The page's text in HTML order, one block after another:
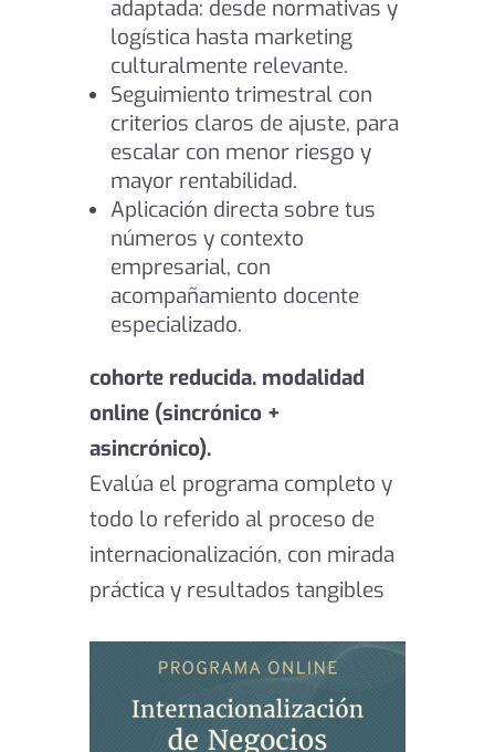
adaptada: desde normativas y
logística hasta marketing
culturalmente relevante.
Seguimiento trimestral con
criterios claros de ajuste, para
escalar con menor riesgo y
mayor rentabilidad.
Aplicación directa sobre tus
números y contexto
empresarial, con
acompañamiento docente
especializado.
cohorte reducida. modalidad
online (sincrónico +
asincrónico).
Evalúa el programa completo y
todo lo referido al proceso de
internacionalización, con mirada
práctica y resultados tangibles